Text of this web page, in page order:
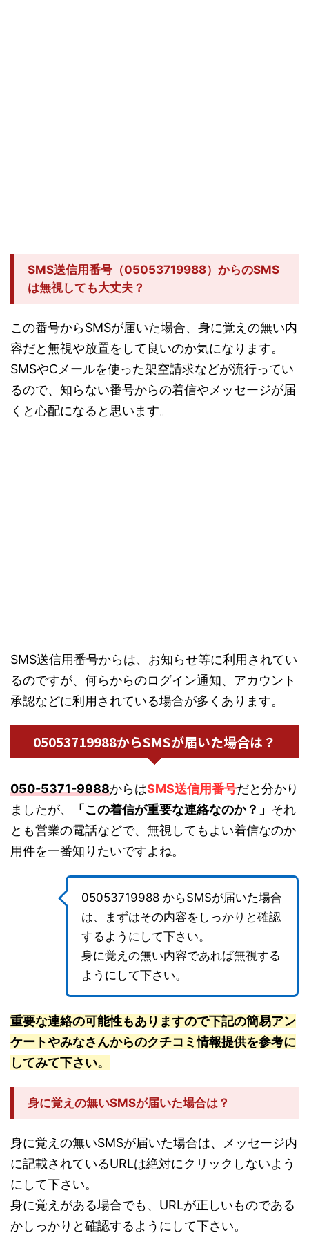
SMS送信用番号（05053719988）からのSMS
は無視しても大丈夫？
この番号からSMSが届いた場合、身に覚えの無い内
容だと無視や放置をして良いのか気になります。
SMSやCメールを使った架空請求などが流行ってい
るので、知らない番号からの着信やメッセージが届
くと心配になると思います。
SMS送信用番号からは、お知らせ等に利用されてい
るのですが、何らからのログイン通知、アカウント
承認などに利用されている場合が多くあります。
05053719988からSMSが届いた場合は？
050-5371-9988からはSMS送信用番号だと分かり
ましたが、
「この着信が重要な連絡なのか？」 それ
とも営業の電話などで、無視してもよい着信なのか
用件を一番知りたいですよね。
05053719988 からSMSが届いた場合
は、まずはその内容をしっかりと確認
するようにして下さい。
身に覚えの無い内容であれば無視する
ようにして下さい。
重要な連絡の可能性もありますので下記の簡易アン
ケートやみなさんからのクチコミ情報提供を参考に
してみて下さい。
身に覚えの無いSMSが届いた場合は？
身に覚えの無いSMSが届いた場合は、メッセージ内
に記載されているURLは絶対にクリックしないよう
にして下さい。
身に覚えがある場合でも、URLが正しいものである
かしっかりと確認するようにして下さい。